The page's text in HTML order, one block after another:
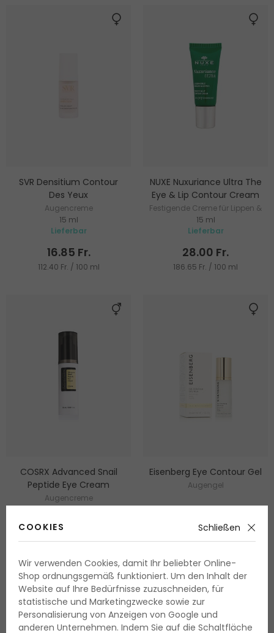
SVR Densitium Contour
Des Yeux
Augencreme
15 ml
Lieferbar
16.85 Fr.
112.40 Fr. / 100 ml
NUXE Nuxuriance Ultra The
Eye & Lip Contour Cream
Festigende Creme für Lippen &
Augenkonturen
15 ml
Lieferbar
28.00 Fr.
186.65 Fr. / 100 ml
COSRX Advanced Snail
Peptide Eye Cream
Augencreme
30.20 Fr.
Eisenberg Eye Contour Gel
Augengel
47.05 Fr.
COOKIES Schließen
Wir verwenden Cookies, damit Ihr beliebter Online-
Shop ordnungsgemäß funktioniert. Um den Inhalt der
Website auf Ihre Bedürfnisse zuzuschneiden, für
statistische und Marketingzwecke sowie zur
Personalisierung von Anzeigen von Google und
anderen Unternehmen. Indem Sie auf die Schaltfläche